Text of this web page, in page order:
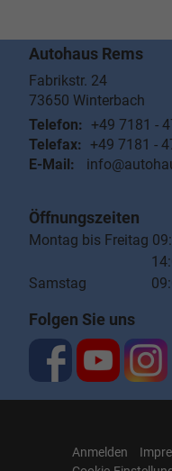
Autohaus Rems
Fabrikstr. 24
73650 Winterbach
Telefon: +49 7181 -
Telefax: +49 7181 -
E-Mail:
Öffnungszeiten
Montag bis Freitag
14:00 -
Samstag 09:00
Folgen Sie uns
Anmelden